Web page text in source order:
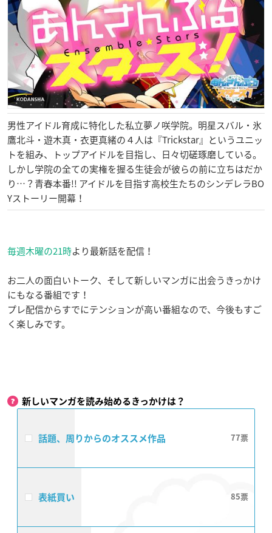
男性アイドル育成に特化した私立夢ノ咲学院。明星スバル・氷
鷹北斗・遊木真・衣更真緒の４人は『Trickstar』というユニッ
トを組み、トップアイドルを目指し、日々切磋琢磨している。
しかし学院の全ての実権を握る生徒会が彼らの前に立ちはだか
り…？青春本番!! アイドルを目指す高校生たちのシンデレラBO
Yストーリー開幕！
毎週木曜の21時より最新話を配信！
お二人の面白いトーク、そして新しいマンガに出会うきっかけ
にもなる番組です！
プレ配信からすでにテンションが高い番組なので、今後もすご
く楽しみです。
新しいマンガを読み始めるきっかけは？
話題、周りからのオススメ作品 77
表紙買い 85